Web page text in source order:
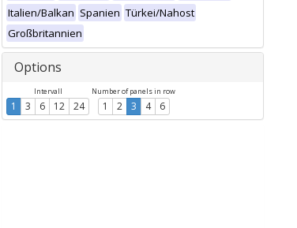
Italien/Balkan Spanien Türkei/Nahost
Großbritannien
Options
Intervall
1 3 6 12 24
Number of panels in row
1 2 3 4 6